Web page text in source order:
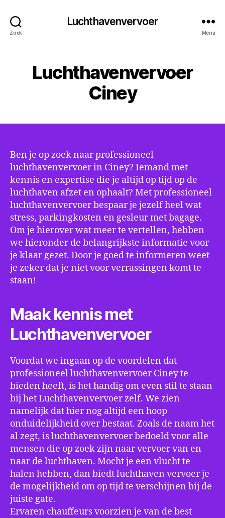
Zoek
Luchthavenvervoer
Menu
Luchthavenvervoer
Ciney
Ben je op zoek naar professioneel
luchthavenvervoer in Ciney? Iemand met
kennis en expertise die je altijd op tijd op de
luchthaven afzet en ophaalt? Met professioneel
luchthavenvervoer bespaar je jezelf heel wat
stress, parkingkosten en gesleur met bagage.
Om je hierover wat meer te vertellen, hebben
we hieronder de belangrijkste informatie voor
je klaar gezet. Door je goed te informeren weet
je zeker dat je niet voor verrassingen komt te
staan!
Maak kennis met
Luchthavenvervoer
Voordat we ingaan op de voordelen dat
professioneel luchthavenvervoer Ciney te
bieden heeft, is het handig om even stil te staan
bij het Luchthavenvervoer zelf. We zien
namelijk dat hier nog altijd een hoop
onduidelijkheid over bestaat. Zoals de naam het
al zegt, is luchthavenvervoer bedoeld voor alle
mensen die op zoek zijn naar vervoer van en
naar de luchthaven. Mocht je een vlucht te
halen hebben, dan biedt luchthaven vervoer je
de mogelijkheid om op tijd te verschijnen bij de
juiste gate.
Ervaren chauffeurs voorzien je van de best